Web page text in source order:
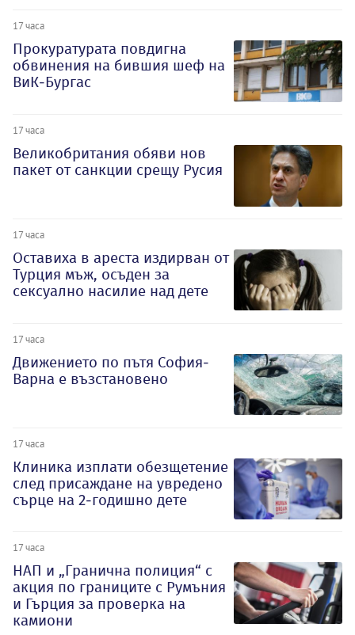
17 часа
Прокуратурата повдигна
обвинения на бившия шеф на
ВиК-Бургас
17 часа
Великобритания обяви нов
пакет от санкции срещу Русия
17 часа
Оставиха в ареста издирван от
Турция мъж, осъден за
сексуално насилие над дете
17 часа
Движението по пътя София-
Варна е възстановено
17 часа
Клиника изплати обезщетение
след присаждане на увредено
сърце на 2-годишно дете
17 часа
НАП и „Гранична полиция“ с
акция по границите с Румъния
и Гърция за проверка на
камиони